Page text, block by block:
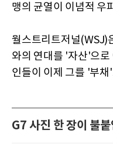
맹의 균열이 이념적 우
월스트리트저널(WSJ)
와의 연대를 '자산'으로
인들이 이제 그를 '부
G7 사진 한 장이 불